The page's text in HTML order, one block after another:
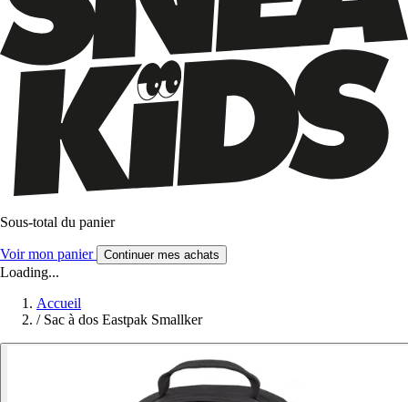
Sous-total du panier
Voir mon panier Continuer mes achats
Loading...
Accueil
/ Sac à dos Eastpak Smallker